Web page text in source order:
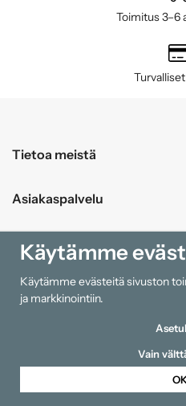
Toimitus 3–6
Tietoa meistä
Asiakaspalvelu
Ostokset
Tiedot
Käytämme
Käytämme evästeitä sivuston
ja markkinointiin.
Vain